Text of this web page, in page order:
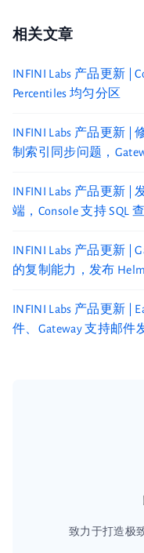
相关文章
INFINI Labs 产品更新 |
Percentiles 均匀分区
INFINI Labs 产品更新 |
制索引同步问题，
INFINI Labs 产品更新 |
端，Console 支持 SQL
INFINI Labs 产品更新 |
的复制能力，发布
INFINI Labs 产品更新 |
件、Gateway 支持邮件
致力于打造极